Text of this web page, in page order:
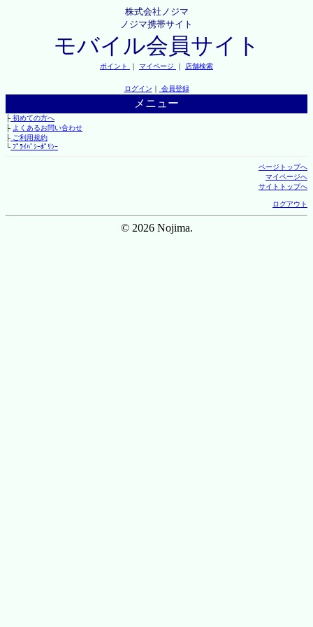
株式会社ノジマ
ノジマ携帯サイト
モバイル会員サイト
ポイント ｜ マイページ ｜ 店舗検索
ログイン ｜ 会員登録
メニュー
├初めての方へ
├ よくあるお問い合わせ
├ご利用規約
└ﾌﾟﾗｲﾊﾞｼｰﾎﾟﾘｼｰ
ページトップへ
マイページへ
サイトトップへ
ログアウト
© 2026 Nojima.